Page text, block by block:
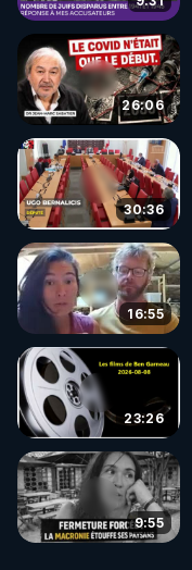
26:06
30:36
16:55
23:26
9:55